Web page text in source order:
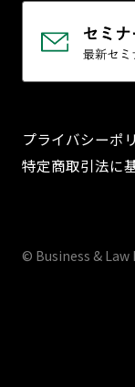
プライバシーポ
特定商取引法に
© Business & Law